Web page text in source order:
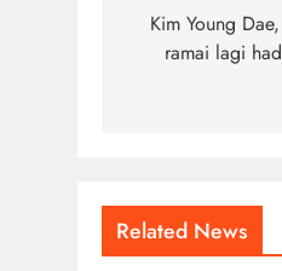
navigation
Kim Young
ramai lagi
Related News